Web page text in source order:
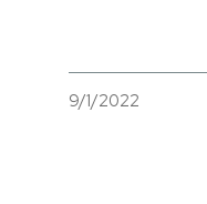
9/1/2022